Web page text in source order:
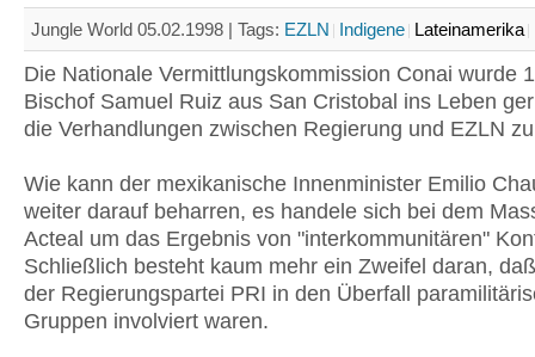
Jungle World 05.02.1998 | Tags: EZLN Indigene Lateinamerika
Die Nationale Vermittlungskommission Conai wurde
Bischof Samuel Ruiz aus San Cristobal ins Leben
die Verhandlungen zwischen Regierung und EZLN
Wie kann der mexikanische Innenminister Emilio
weiter darauf beharren, es handele sich bei dem
Acteal um das Ergebnis von "interkommunitären"
Schließlich besteht kaum mehr ein Zweifel daran,
der Regierungspartei PRI in den Überfall
Gruppen involviert waren.